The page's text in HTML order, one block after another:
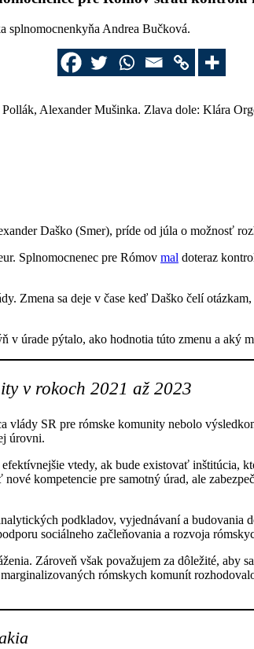
splnomocnenkyňa Andrea Bučková.
Alexander Mušinka. Zlava dole: Klára
Daško (Smer), príde od júla o možnosť
Splnomocnenec pre Rómov mal doteraz
Zmena sa deje v čase keď Daško čelí
v úrade pýtalo, ako hodnotia túto zmenu a
v rokoch 2021 až 2023
vlády SR pre rómske komunity nebolo
úrovni.
vtedy, ak bude existovať inštitúcia,
kompetencie pre samotný úrad, ale
podkladov, vyjednávaní a budovania
sociálneho začleňovania a rozvoja
Zároveň však považujem za dôležité, aby
rómskych komunít